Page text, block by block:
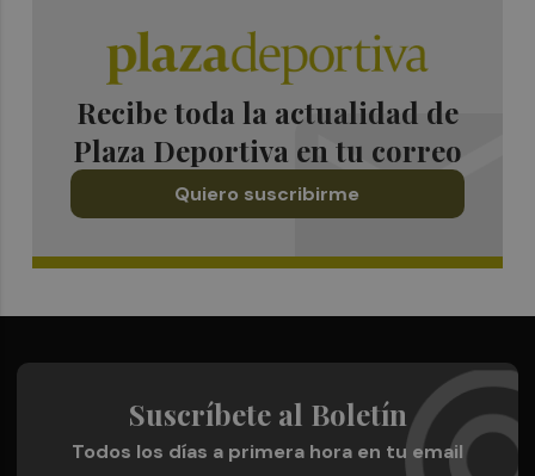
Recibe toda la actualidad de
Plaza Deportiva en tu correo
Quiero suscribirme
Suscríbete al Boletín
Todos los días a primera hora en tu email